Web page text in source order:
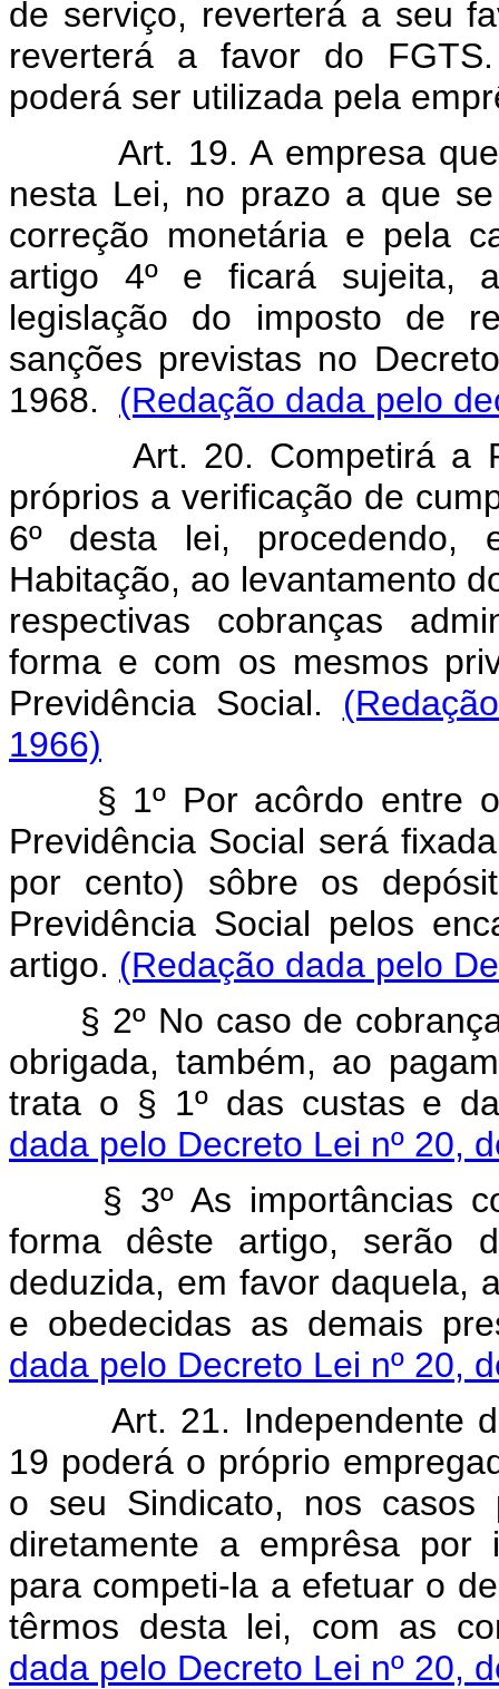
de serviço, reverterá a seu
reverterá a favor do
poderá ser utilizada pela
Art. 19. A empresa que
nesta Lei, no prazo a que
correção monetária e pela
artigo 4º e ficará sujeita,
legislação do imposto de
sanções previstas no
1968. (Redação dada pelo
Art. 20. Competirá a
próprios a verificação de
6º desta lei, procedendo,
Habitação, ao levantamento
respectivas cobranças
forma e com os mesmos
Previdência Social.
1966)
§ 1º Por acôrdo entre o
Previdência Social será
por cento) sôbre os
Previdência Social pelos
artigo. (Redação dada pelo
§ 2º No caso de
obrigada, também, ao
trata o § 1º das custas e
dada pelo Decreto Lei nº 20,
§ 3º As importâncias
forma dêste artigo, serão
deduzida, em favor daquela,
e obedecidas as demais
dada pelo Decreto Lei nº 20,
Art. 21. Independente do
19 poderá o próprio
o seu Sindicato, nos casos
diretamente a emprêsa por
para competi-la a efetuar o
têrmos desta lei, com as
dada pelo Decreto Lei nº 20,